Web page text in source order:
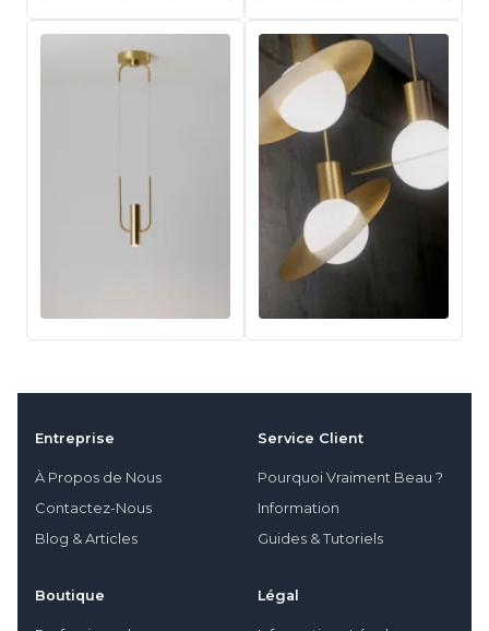
Entreprise
À Propos de Nous
Contactez-Nous
Blog & Articles
Service Client
Pourquoi Vraiment Beau ?
Information
Guides & Tutoriels
Boutique Légal